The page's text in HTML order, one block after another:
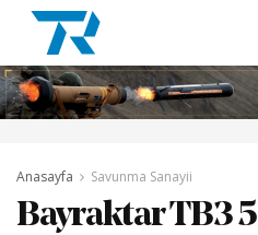
Anasayfa Savunma Sanayii
Bayraktar TB3